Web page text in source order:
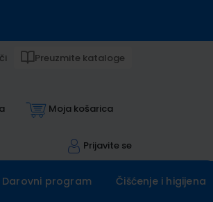
Preuzmite kataloge
Moja košarica
Prijavite se
Darovni program Čišćenje i higijena